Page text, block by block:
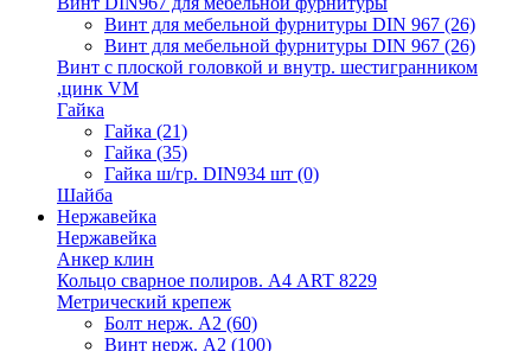
Винт для мебельной фурнитуры DIN 967 (26)
Винт для мебельной фурнитуры DIN 967 (26)
Винт с плоской головкой и внутр. шестигранником
,цинк VM
Гайка
Гайка (21)
Гайка (35)
Гайка ш/гр. DIN934 шт (0)
Шайба
Нержавейка
Нержавейка
Анкер клин
Кольцо сварное полиров. А4 ART 8229
Метрический крепеж
Болт нерж. А2 (60)
Винт нерж. А2 (100)